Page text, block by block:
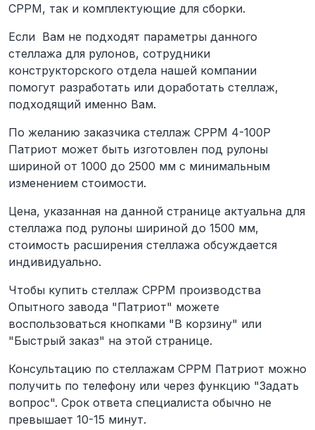
СРРМ, так и комплектующие для сборки.
Если Вам не подходят параметры данного
стеллажа для рулонов, сотрудники
конструкторского отдела нашей компании
помогут разработать или доработать стеллаж,
подходящий именно Вам.
По желанию заказчика стеллаж СРРМ 4-100Р
Патриот может быть изготовлен под рулоны
шириной от 1000 до 2500 мм с минимальным
изменением стоимости.
Цена, указанная на данной странице актуальна для
стеллажа под рулоны шириной до 1500 мм,
стоимость расширения стеллажа обсуждается
индивидуально.
Чтобы купить стеллаж СРРМ производства
Опытного завода "Патриот" можете
воспользоваться кнопками "В корзину" или
"Быстрый заказ" на этой странице.
Консультацию по стеллажам СРРМ Патриот можно
получить по телефону или через функцию "Задать
вопрос". Срок ответа специалиста обычно не
превышает 10-15 минут.